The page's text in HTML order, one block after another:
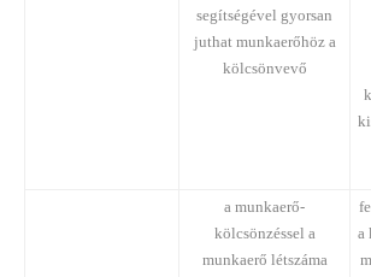
segítségével gyorsan
juthat munkaerőhöz a
kölcsönvevő
a munkaerő-
kölcsönzéssel a
munkaerő létszáma
a